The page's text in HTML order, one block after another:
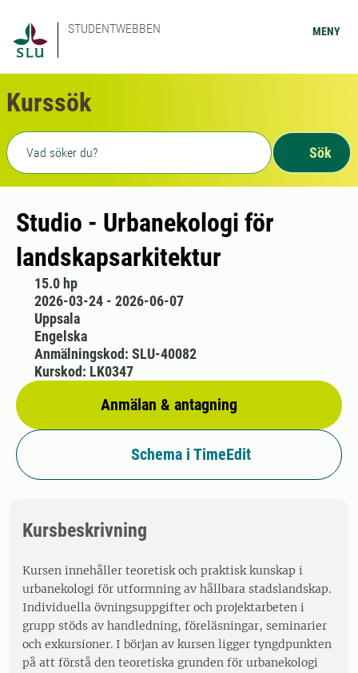
STUDENTWEBBEN MENY
Kurssök
Fritext sökning
Sök
Studio - Urbanekologi för
landskapsarkitektur
15.0 hp
2026-03-24 - 2026-06-07
Uppsala
Engelska
Anmälan & antagning
Anmälningskod: SLU-40082
Kurskod: LK0347
Schema i TimeEdit
Kursbeskrivning
Kursen innehåller teoretisk och praktisk kunskap i
urbanekologi för utformning av hållbara stadslandskap.
Individuella övningsuppgifter och projektarbeten i
grupp stöds av handledning, föreläsningar, seminarier
och exkursioner. I början av kursen ligger tyngdpunkten
på att förstå den teoretiska grunden för urbanekologi